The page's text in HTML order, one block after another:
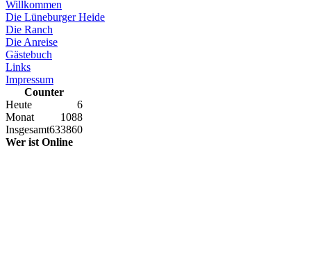
Willkommen
Die Lüneburger Heide
Die Ranch
Die Anreise
Gästebuch
Links
Impressum
Counter
Heute
6
Monat
1088
Insgesamt633860
Wer ist Online